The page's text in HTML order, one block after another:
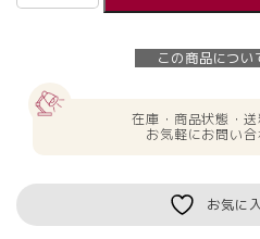
付
き
この商品につい
在庫・商品状態・送
お気軽にお問い
お気に